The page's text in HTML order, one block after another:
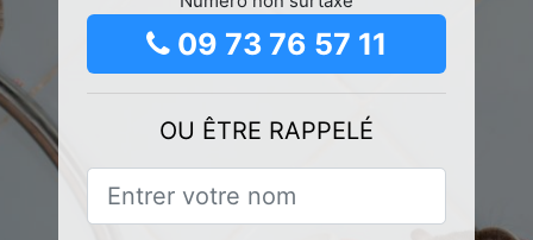
09 73 76 57 11
OU ÊTRE RAPPELÉ